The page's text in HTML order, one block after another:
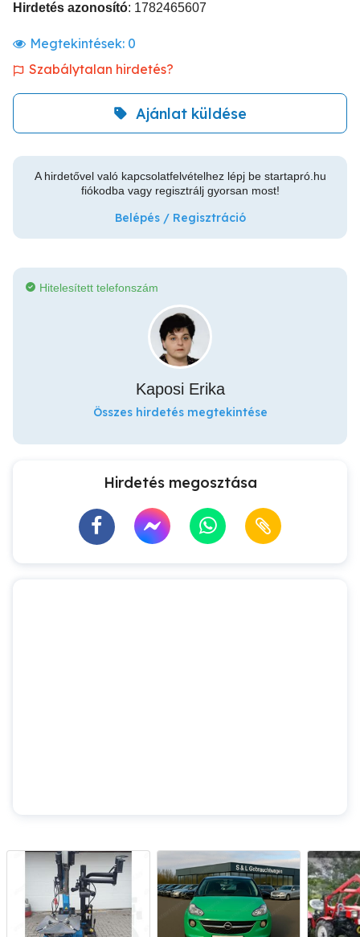
Hirdetés azonosító: 1782465607
Megtekintések: 0
Szabálytalan hirdetés?
Ajánlat küldése
A hirdetővel való kapcsolatfelvételhez lépj be startapró.hu
fiókodba vagy regisztrálj gyorsan most!
Belépés / Regisztráció
Hitelesített telefonszám
Kaposi Erika
Összes hirdetés megtekintése
Hirdetés megosztása